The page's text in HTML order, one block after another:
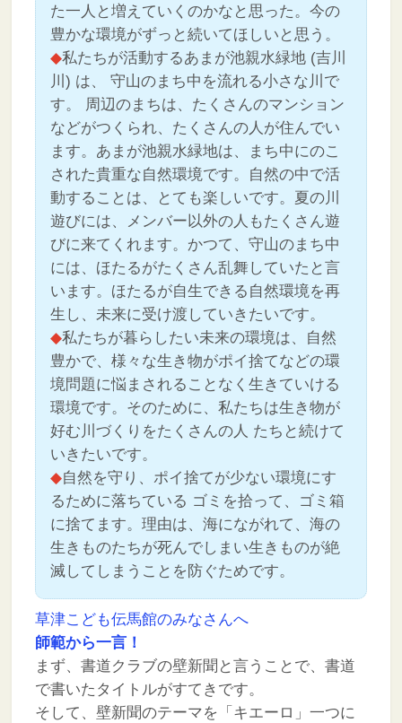
た一人と増えていくのかなと思った。今の
豊かな環境がずっと続いてほしいと思う。
◆私たちが活動するあまが池親水緑地 (吉川
川) は、 守山のまち中を流れる小さな川で
す。 周辺のまちは、たくさんのマンション
などがつくられ、たくさんの人が住んでい
ます。あまが池親水緑地は、まち中にのこ
された貴重な自然環境です。自然の中で活
動することは、とても楽しいです。夏の川
遊びには、メンバー以外の人もたくさん遊
びに来てくれます。かつて、守山のまち中
には、ほたるがたくさん乱舞していたと言
います。ほたるが自生できる自然環境を再
生し、未来に受け渡していきたいです。
◆私たちが暮らしたい未来の環境は、自然
豊かで、様々な生き物がポイ捨てなどの環
境問題に悩まされることなく生きていける
環境です。そのために、私たちは生き物が
好む川づくりをたくさんの人 たちと続けて
いきたいです。
◆自然を守り、ポイ捨てが少ない環境にす
るために落ちている ゴミを拾って、ゴミ箱
に捨てます。理由は、海にながれて、海の
生きものたちが死んでしまい生きものが絶
滅してしまうことを防ぐためです。
草津こども伝馬館のみなさんへ
師範から一言！
まず、書道クラブの壁新聞と言うことで、書道
で書いたタイトルがすてきです。
そして、壁新聞のテーマを「キエーロ」一つに